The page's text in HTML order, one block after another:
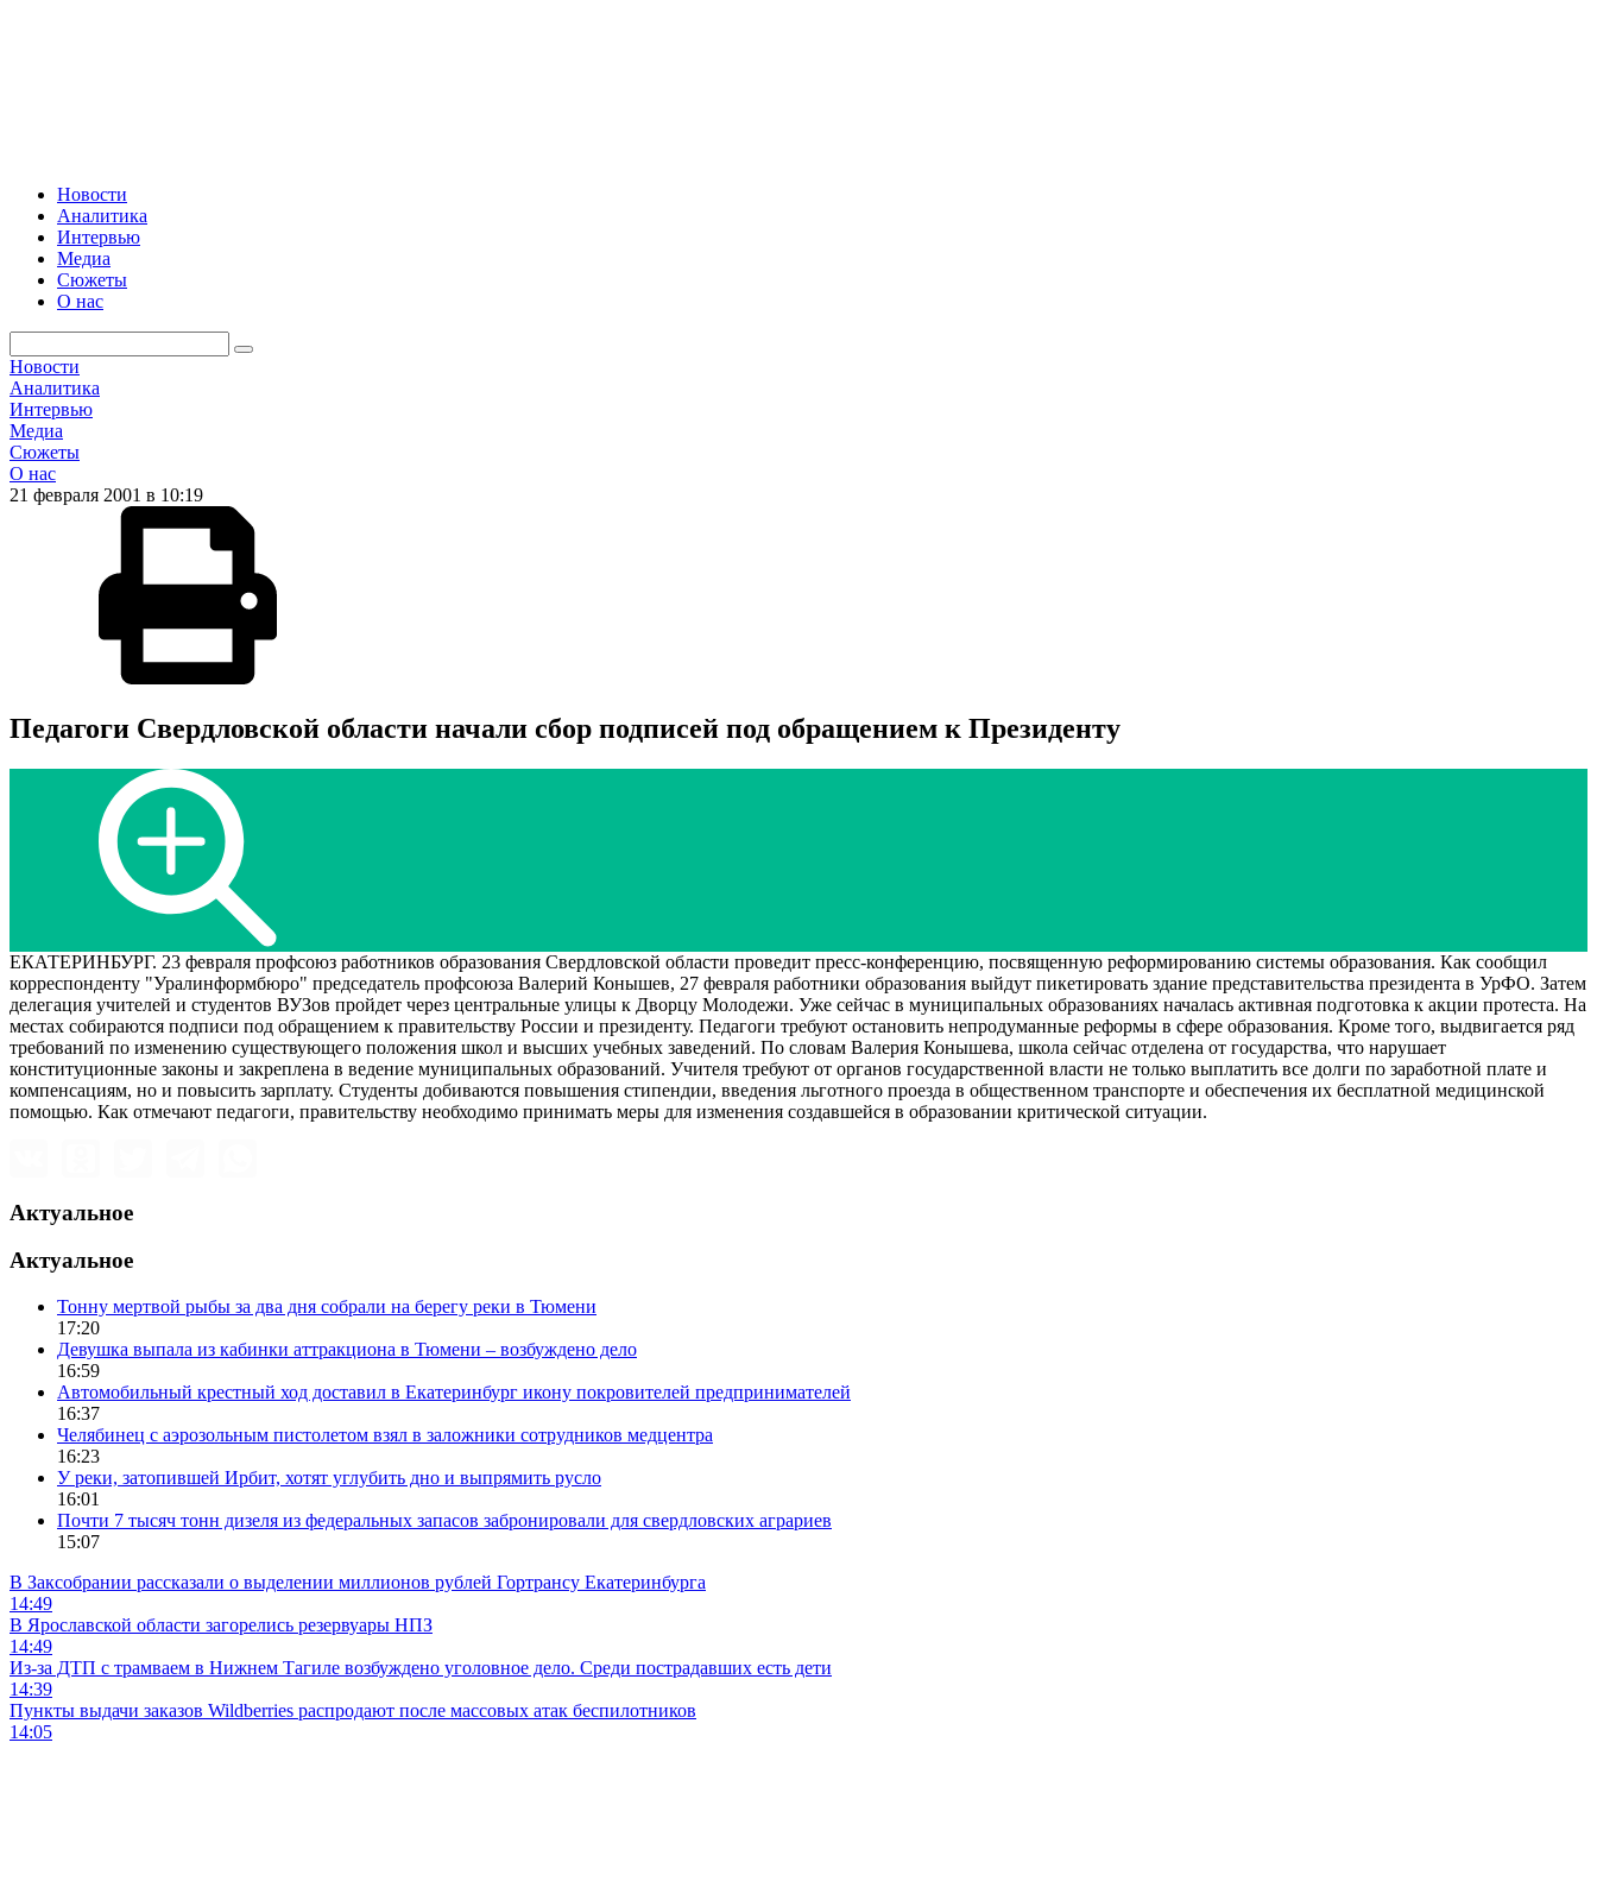
Новости
Аналитика
Интервью
Медиа
Сюжеты
О нас
Новости
Аналитика
Интервью
Медиа
Сюжеты
О нас
21 февраля 2001 в 10:19
Педагоги Свердловской области начали сбор подписей под обращением к Президенту
ЕКАТЕРИНБУРГ. 23 февраля профсоюз работников образования Свердловской области проведит пресс-конференцию, посвященную реформированию системы образования. Как сообщил
корреспонденту "Уралинформбюро" председатель профсоюза Валерий Конышев, 27 февраля работники образования выйдут пикетировать здание представительства президента в УрФО. Затем
делегация учителей и студентов ВУЗов пройдет через центральные улицы к Дворцу Молодежи. Уже сейчас в муниципальных образованиях началась активная подготовка к акции протеста. На
местах собираются подписи под обращением к правительству России и президенту. Педагоги требуют остановить непродуманные реформы в сфере образования. Кроме того, выдвигается ряд
требований по изменению существующего положения школ и высших учебных заведений. По словам Валерия Конышева, школа сейчас отделена от государства, что нарушает
конституционные законы и закреплена в ведение муниципальных образований. Учителя требуют от органов государственной власти не только выплатить все долги по заработной плате и
компенсациям, но и повысить зарплату. Студенты добиваются повышения стипендии, введения льготного проезда в общественном транспорте и обеспечения их бесплатной медицинской
помощью. Как отмечают педагоги, правительству необходимо принимать меры для изменения создавшейся в образовании критической ситуации.
Актуальное
Актуальное
Тонну мертвой рыбы за два дня собрали на берегу реки в Тюмени
17:20
Девушка выпала из кабинки аттракциона в Тюмени – возбуждено дело
16:59
Автомобильный крестный ход доставил в Екатеринбург икону покровителей предпринимателей
16:37
Челябинец с аэрозольным пистолетом взял в заложники сотрудников медцентра
16:23
У реки, затопившей Ирбит, хотят углубить дно и выпрямить русло
16:01
Почти 7 тысяч тонн дизеля из федеральных запасов забронировали для свердловских аграриев
15:07
В Заксобрании рассказали о выделении миллионов рублей Гортрансу Екатеринбурга
14:49
В Ярославской области загорелись резервуары НПЗ
14:49
Из-за ДТП с трамваем в Нижнем Тагиле возбуждено уголовное дело. Среди пострадавших есть дети
14:39
Пункты выдачи заказов Wildberries распродают после массовых атак беспилотников
14:05